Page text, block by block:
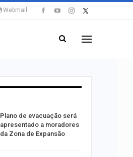
Webmail
Plano de evacuação será
apresentado a moradores
da Zona de Expansão